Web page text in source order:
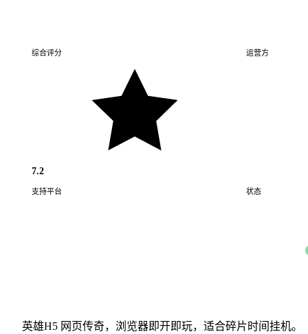
H5 三职业
综合评分
7.2
运营方
支持平台 状态
英雄H5 网页传奇，浏览器即开即玩，适合碎片时间挂机。